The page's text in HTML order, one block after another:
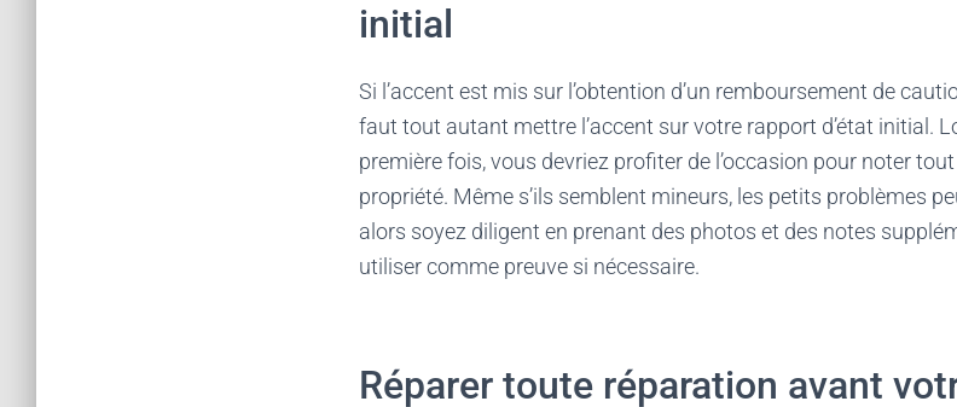
initial
Si l’accent est mis sur l’obtention d’un remboursement de
faut tout autant mettre l’accent sur votre rapport d’état initial.
première fois, vous devriez profiter de l’occasion pour noter
propriété. Même s’ils semblent mineurs, les petits problèmes
alors soyez diligent en prenant des photos et des notes
utiliser comme preuve si nécessaire.
Réparer toute réparation avant